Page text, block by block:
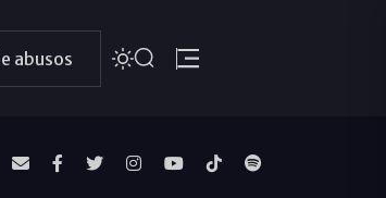
abusos